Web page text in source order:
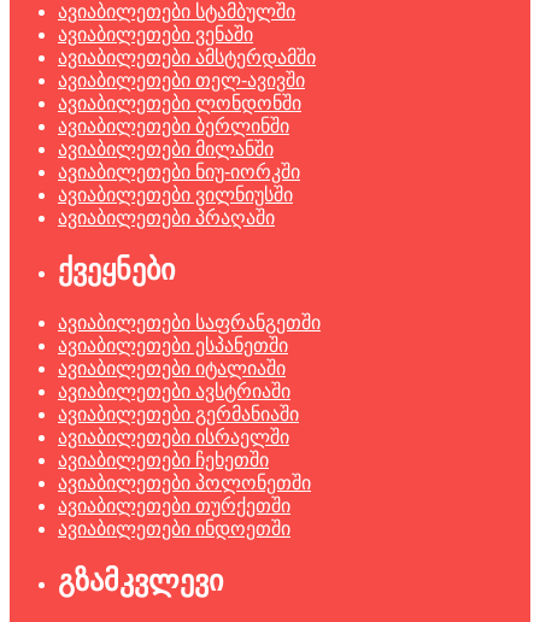
ავიაბილეთები სტამბულში
ავიაბილეთები ვენაში
ავიაბილეთები ამსტერდამში
ავიაბილეთები თელ-ავივში
ავიაბილეთები ლონდონში
ავიაბილეთები ბერლინში
ავიაბილეთები მილანში
ავიაბილეთები ნიუ-იორკში
ავიაბილეთები ვილნიუსში
ავიაბილეთები პრაღაში
ქვეყნები
ავიაბილეთები საფრანგეთში
ავიაბილეთები ესპანეთში
ავიაბილეთები იტალიაში
ავიაბილეთები ავსტრიაში
ავიაბილეთები გერმანიაში
ავიაბილეთები ისრაელში
ავიაბილეთები ჩეხეთში
ავიაბილეთები პოლონეთში
ავიაბილეთები თურქეთში
ავიაბილეთები ინდოეთში
გზამკვლევი